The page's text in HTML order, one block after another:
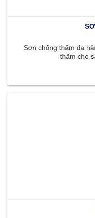
Sơn chống thấm đa
thấm cho